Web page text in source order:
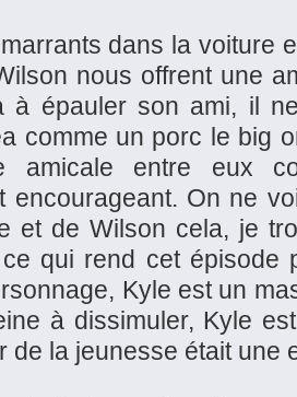
dans la voiture
nous offrent une
à épauler son ami, il
comme un porc le big
amicale entre eux
encourageant. On ne
et de Wilson cela, je
qui rend cet épisode
Kyle est un
à dissimuler, Kyle
de la jeunesse était une